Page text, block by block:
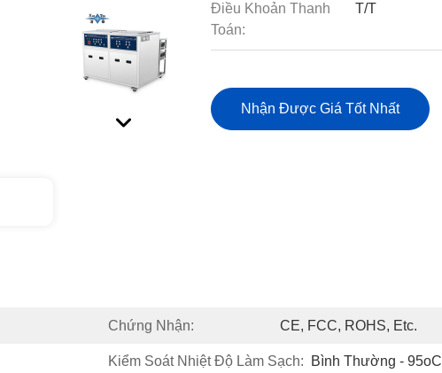
Điều Khoản Thanh
Toán:
T/T
Nhận Được Giá Tốt Nhất
Chứng Nhận: CE, FCC, ROHS, Etc.
Kiểm Soát Nhiệt Độ Làm Sạch: Bình Thường - 95oC